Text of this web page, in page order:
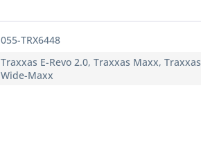
055-TRX6448
Traxxas E-Revo 2.0, Traxxas Maxx, Traxxas
Wide-Maxx